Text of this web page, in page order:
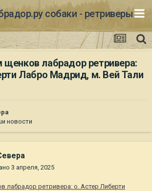
собаки - ретриверы
лабрадор ретривера:
Лабро Мадрид, м. Вей Тали
новости
3 апреля, 2025
лабрадор ретривера: о. Астер Либерти